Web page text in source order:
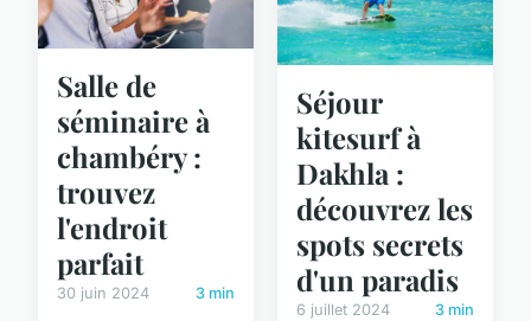
Salle de
séminaire à
chambéry :
trouvez
l'endroit
parfait
30 juin 2024 3 min
Séjour
kitesurf à
Dakhla :
découvrez les
spots secrets
d'un paradis
6 juillet 2024 3 min